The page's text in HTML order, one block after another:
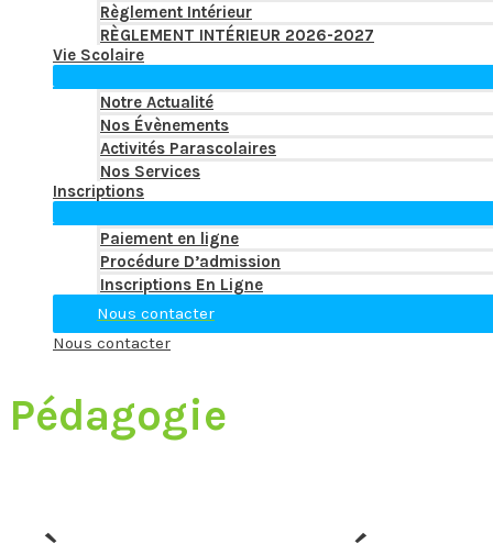
Règlement Intérieur
RÈGLEMENT INTÉRIEUR 2026-2027
Vie Scolaire
Notre Actualité
Nos Évènements
Activités Parascolaires
Nos Services
Inscriptions
Paiement en ligne
Procédure D’admission
Inscriptions En Ligne
Nous contacter
Nous contacter
Pédagogie